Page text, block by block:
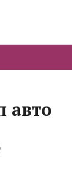
авто